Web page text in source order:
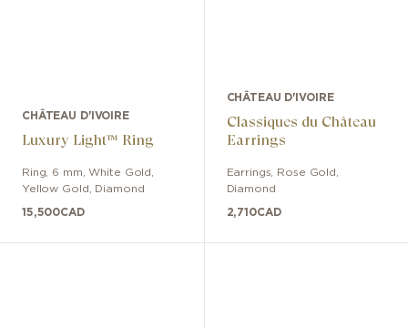
CHÂTEAU D'IVOIRE
Luxury Light™ Ring
Ring 6 mm ,White Gold,
Yellow Gold
Diamond
15,500CAD
CHÂTEAU D'IVOIRE
Classiques du Château
Earrings
Earrings Rose Gold
Diamond
2,710CAD